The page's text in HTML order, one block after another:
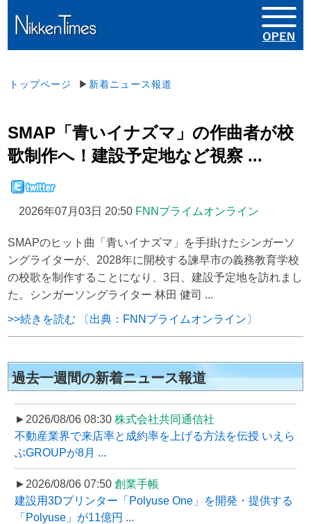
トップページ ▶ 新着ニュース報道
SMAP「青いイナズマ」の作曲者が校
歌制作へ！建設予定地など視察 ...
2026年07月03日 20:50 FNNプライムオンライン
SMAPのヒット曲「青いイナズマ」を手掛けたシンガーソ
ングライターが、2028年に開校する諫早市の義務教育学校
の校歌を制作することになり、3日、建設予定地を訪れまし
た。シンガーソングライター 林田 健司 ...
>>続きを読む 〔出典：FNNプライムオンライン〕
過去一週間の新着ニュース報道
►2026/08/06 08:30 株式会社共同通信社
不動産業界で来店率と成約率を上げる方法を伝授 いえら
ぶGROUPが8月 ...
►2026/08/06 07:50 創業手帳
建設用3Dプリンター「Polyuse One」を開発・提供する
「Polyuse」が11億円 ...